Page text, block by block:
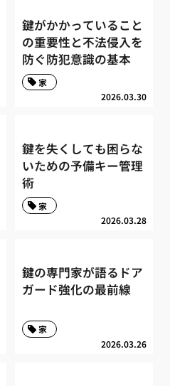
鍵がかかっていること
の重要性と不法侵入を
防ぐ防犯意識の基本
2026.03.30
家
鍵を失くしても困らな
いための予備キー管理
術
2026.03.28
家
鍵の専門家が語るドア
ガード強化の最前線
2026.03.26
家